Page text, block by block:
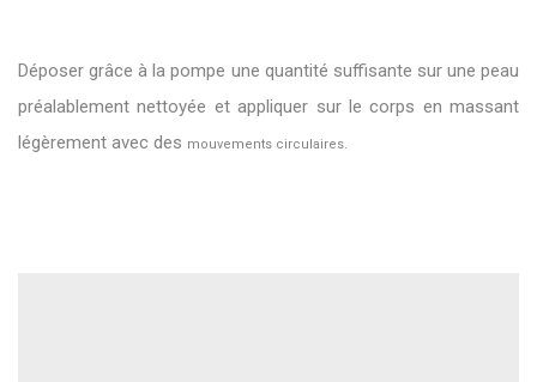
Déposer grâce à la pompe une quantité suffisante sur une peau
préalablement nettoyée et appliquer sur le corps en massant
légèrement avec des mouvements circulaires.